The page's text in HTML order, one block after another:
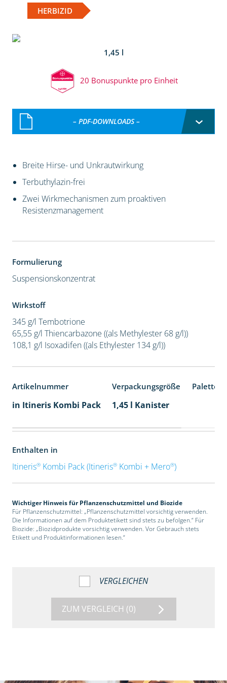
HERBIZID
1,45 l
20 Bonuspunkte pro Einheit
– PDF-DOWNLOADS –
Breite Hirse- und Unkrautwirkung
Terbuthylazin-frei
Zwei Wirkmechanismen zum proaktiven
Resistenzmanagement
Formulierung
Suspensionskonzentrat
Wirkstoff
345 g/l Tembotrione
65,55 g/l Thiencarbazone ((als Methylester 68 g/l))
108,1 g/l Isoxadifen ((als Ethylester 134 g/l))
Artikelnummer Verpackungsgröße
in Itineris Kombi Pack 1,45 l Kanister
Enthalten in
Itineris®Kombi Pack (Itineris®Kombi + Mero®)
Wichtiger Hinweis für Pflanzenschutzmittel und Biozide
Für Pflanzenschutzmittel: „Pflanzenschutzmittel vorsichtig verwenden.
Die Informationen auf dem Produktetikett sind stets zu befolgen.“ Für
Biozide: „Biozidprodukte vorsichtig verwenden. Vor Gebrauch stets
Etikett und Produktinformationen lesen.“
VERGLEICHEN
ZUM VERGLEICH (0)